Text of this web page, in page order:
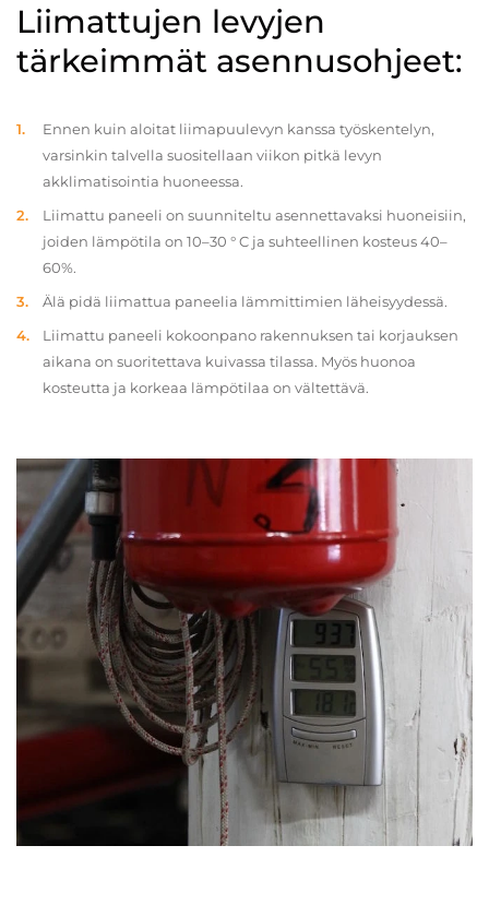
Liimattujen levyjen
tärkeimmät asennusohjeet:
Ennen kuin aloitat liimapuulevyn kanssa työskentelyn,
varsinkin talvella suositellaan viikon pitkä levyn
akklimatisointia huoneessa.
Liimattu paneeli on suunniteltu asennettavaksi huoneisiin,
joiden lämpötila on 10–30 ° C ja suhteellinen kosteus 40–
60%.
Älä pidä liimattua paneelia lämmittimien läheisyydessä.
Liimattu paneeli kokoonpano rakennuksen tai korjauksen
aikana on suoritettava kuivassa tilassa. Myös huonoa
kosteutta ja korkeaa lämpötilaa on vältettävä.